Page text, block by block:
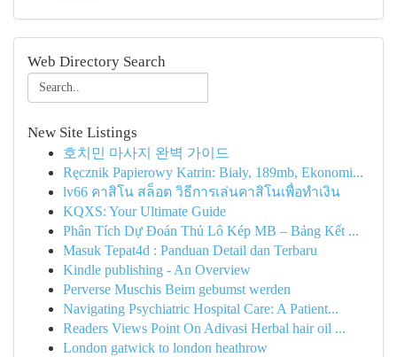
Web Directory Search
New Site Listings
호치민 마사지 완벽 가이드
Ręcznik Papierowy Katrin: Biały, 189mb, Ekonomi...
lv66 คาสิโน สล็อต วิธีการเล่นคาสิโนเพื่อทำเงิน
KQXS: Your Ultimate Guide
Phân Tích Dự Đoán Thủ Lô Kép MB – Bảng Kết ...
Masuk Tepat4d : Panduan Detail dan Terbaru
Kindle publishing - An Overview
Perverse Muschis Beim gebumst werden
Navigating Psychiatric Hospital Care: A Patient...
Readers Views Point On Adivasi Herbal hair oil ...
London gatwick to london heathrow